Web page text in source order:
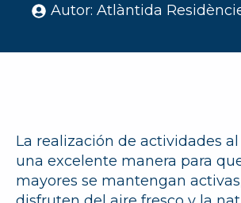
Autor: Atlàntida
La realización de actividades
una excelente manera para
mayores se mantengan